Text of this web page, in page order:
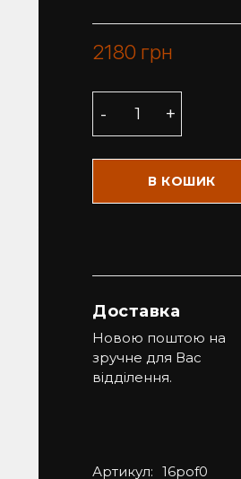
2180 грн
В КОШИК
Доставка
Новою поштою на
зручне для Вас
відділення.
Артикул: 16pof0